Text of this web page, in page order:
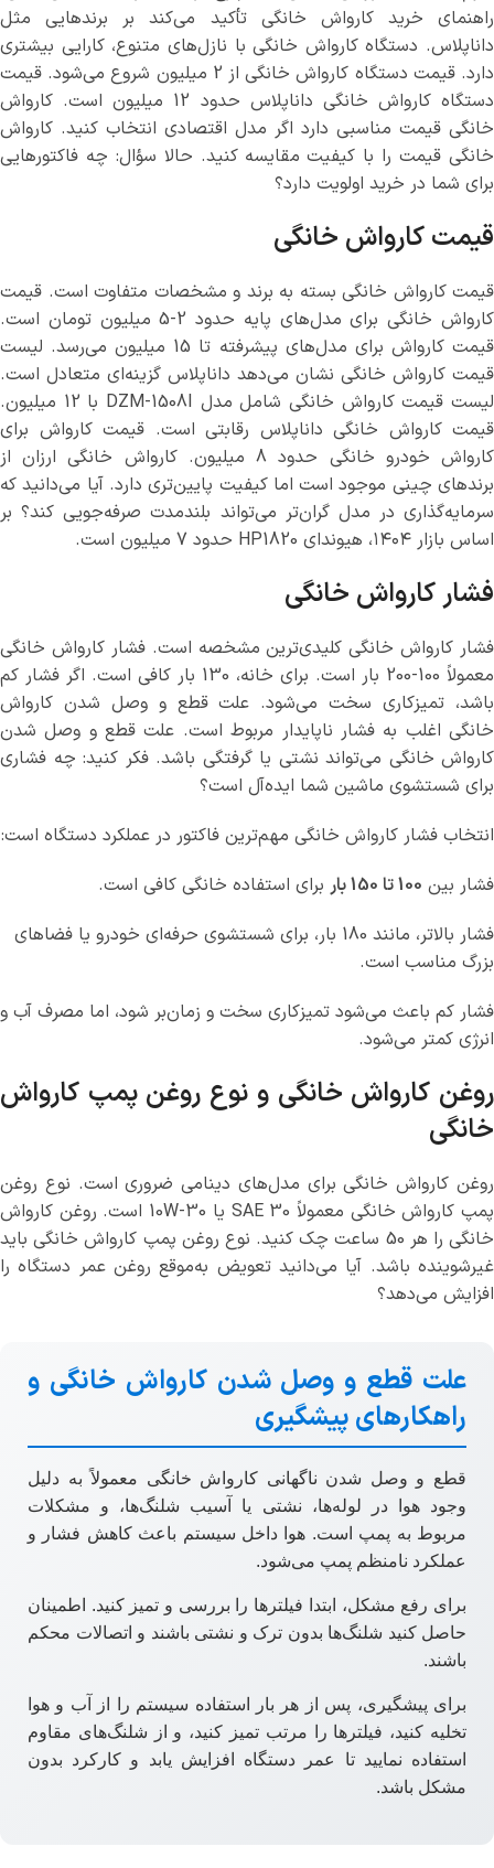
راهنمای خرید کارواش خانگی تأکید می‌کند بر برندهایی مثل
داناپلاس. دستگاه کارواش خانگی با نازل‌های متنوع، کارایی بیشتری
دارد. قیمت دستگاه کارواش خانگی از 2 میلیون شروع می‌شود. قیمت
دستگاه کارواش خانگی داناپلاس حدود 12 میلیون است. کارواش
خانگی قیمت مناسبی دارد اگر مدل اقتصادی انتخاب کنید. کارواش
خانگی قیمت را با کیفیت مقایسه کنید. حالا سؤال: چه فاکتورهایی
برای شما در خرید اولویت دارد؟
قیمت کارواش خانگی
قیمت کارواش خانگی بسته به برند و مشخصات متفاوت است. قیمت
کارواش خانگی برای مدل‌های پایه حدود 2-5 میلیون تومان است.
قیمت کارواش برای مدل‌های پیشرفته تا 15 میلیون می‌رسد. لیست
قیمت کارواش خانگی نشان می‌دهد داناپلاس گزینه‌ای متعادل است.
لیست قیمت کارواش خانگی شامل مدل DZM-1508I با 12 میلیون.
قیمت کارواش خانگی داناپلاس رقابتی است. قیمت کارواش برای
کارواش خودرو خانگی حدود 8 میلیون. کارواش خانگی ارزان از
برندهای چینی موجود است اما کیفیت پایین‌تری دارد. آیا می‌دانید که
سرمایه‌گذاری در مدل گران‌تر می‌تواند بلندمدت صرفه‌جویی کند؟ بر
اساس بازار ۱۴۰۴، هیوندای HP1820 حدود 7 میلیون است.
فشار کارواش خانگی
فشار کارواش خانگی کلیدی‌ترین مشخصه است. فشار کارواش خانگی
معمولاً 100-200 بار است. برای خانه، 130 بار کافی است. اگر فشار کم
باشد، تمیزکاری سخت می‌شود. علت قطع و وصل شدن کارواش
خانگی اغلب به فشار ناپایدار مربوط است. علت قطع و وصل شدن
کارواش خانگی می‌تواند نشتی یا گرفتگی باشد. فکر کنید: چه فشاری
برای شستشوی ماشین شما ایده‌آل است؟
انتخاب فشار کارواش خانگی مهم‌ترین فاکتور در عملکرد دستگاه است:
فشار بین 100 تا 150 بار
برای استفاده خانگی کافی است.
فشار بالاتر، مانند 180 بار، برای شستشوی حرفه‌ای خودرو یا فضاهای
بزرگ مناسب است.
فشار کم باعث می‌شود تمیزکاری سخت و زمان‌بر شود، اما مصرف آب و
انرژی کمتر می‌شود.
روغن کارواش خانگی و نوع روغن پمپ کارواش
خانگی
روغن کارواش خانگی برای مدل‌های دینامی ضروری است. نوع روغن
پمپ کارواش خانگی معمولاً SAE 30 یا 10W-30 است. روغن کارواش
خانگی را هر 50 ساعت چک کنید. نوع روغن پمپ کارواش خانگی باید
غیرشوینده باشد. آیا می‌دانید تعویض به‌موقع روغن عمر دستگاه را
افزایش می‌دهد؟
علت قطع و وصل شدن کارواش خانگی و
راهکارهای پیشگیری
قطع و وصل شدن ناگهانی کارواش خانگی معمولاً به دلیل
وجود هوا در لوله‌ها، نشتی یا آسیب شلنگ‌ها، و مشکلات
مربوط به پمپ است. هوا داخل سیستم باعث کاهش فشار و
عملکرد نامنظم پمپ می‌شود.
برای رفع مشکل، ابتدا فیلترها را بررسی و تمیز کنید. اطمینان
حاصل کنید شلنگ‌ها بدون ترک و نشتی باشند و اتصالات محکم
باشند.
برای پیشگیری، پس از هر بار استفاده سیستم را از آب و هوا
تخلیه کنید، فیلترها را مرتب تمیز کنید، و از شلنگ‌های مقاوم
استفاده نمایید تا عمر دستگاه افزایش یابد و کارکرد بدون
مشکل باشد.